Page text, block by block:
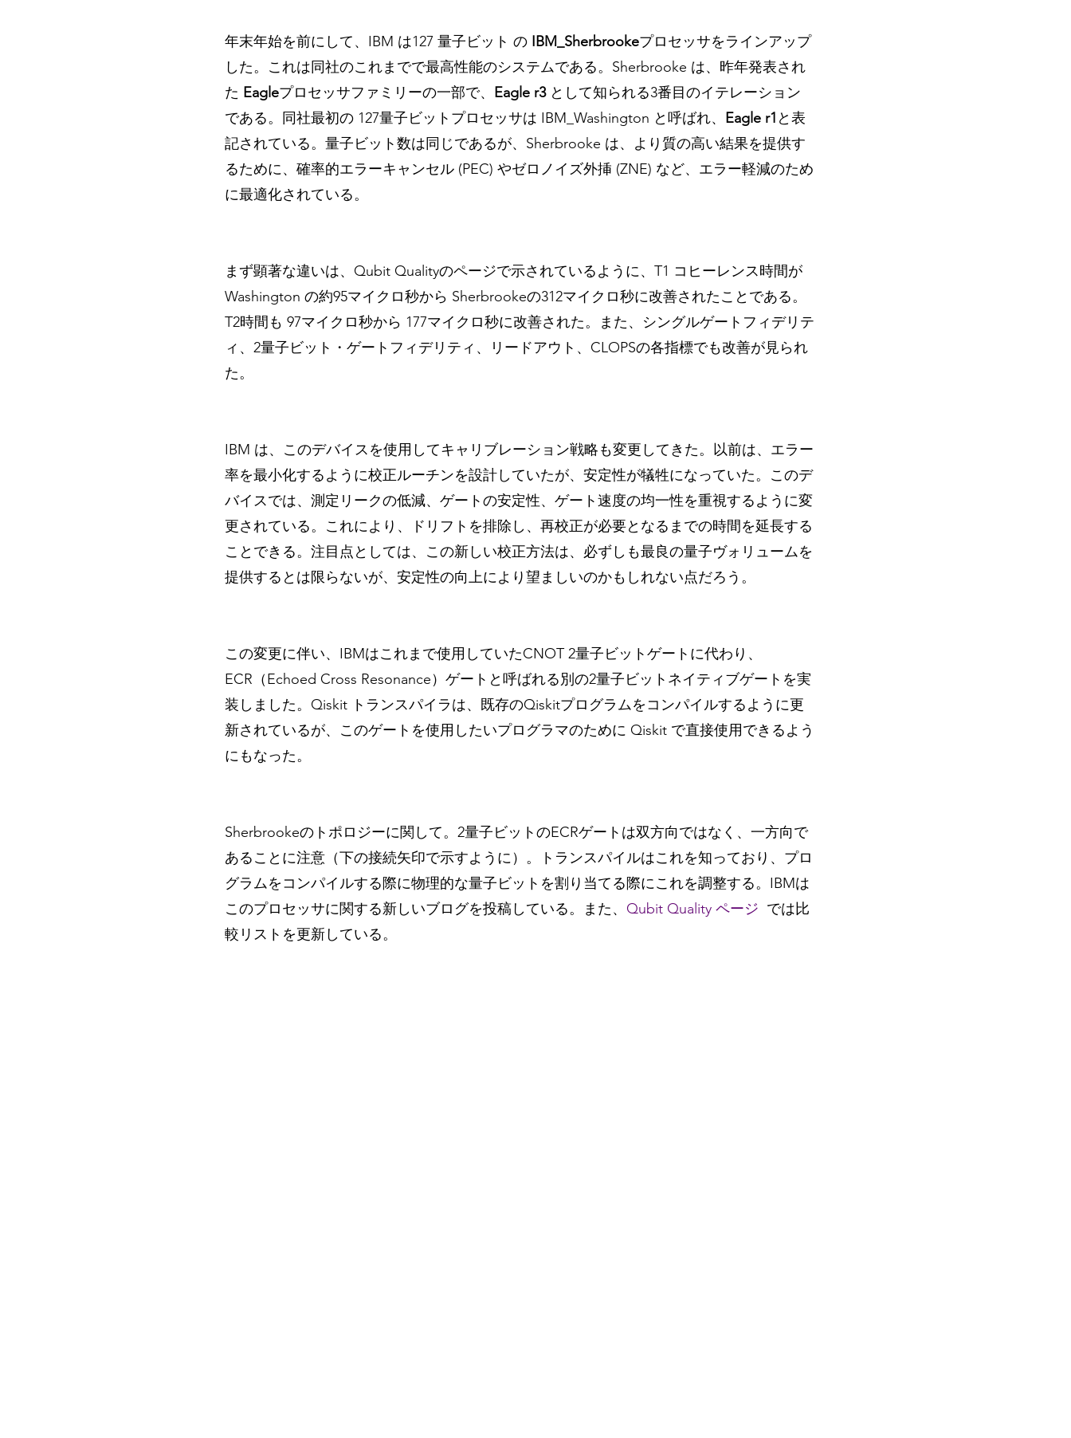
年末年始を前にして、IBM は127 量子ビット の IBM_Sherbrookeプロセッサをラインアップ
した。これは同社のこれまでで最高性能のシステムである。Sherbrooke は、昨年発表され
た Eagleプロセッサファミリーの一部で、 Eagle r3 として知られる3番目のイテレーション
である。同社最初の 127量子ビットプロセッサは IBM_Washington と呼ばれ、 Eagle r1 と表
記されている。量子ビット数は同じであるが、Sherbrooke は、より質の高い結果を提供す
るために、確率的エラーキャンセル (PEC) やゼロノイズ外挿 (ZNE) など、エラー軽減のため
に最適化されている。
まず顕著な違いは、Qubit Qualityのページで示されているように、T1 コヒーレンス時間が
Washington の約95マイクロ秒から Sherbrookeの312マイクロ秒に改善されたことである。
T2時間も 97マイクロ秒から 177マイクロ秒に改善された。また、シングルゲートフィデリテ
ィ、2量子ビット・ゲートフィデリティ、リードアウト、CLOPSの各指標でも改善が見られ
た。
IBM は、このデバイスを使用してキャリブレーション戦略も変更してきた。以前は、エラー
率を最小化するように校正ルーチンを設計していたが、安定性が犠牲になっていた。このデ
バイスでは、測定リークの低減、ゲートの安定性、ゲート速度の均一性を重視するように変
更されている。これにより、ドリフトを排除し、再校正が必要となるまでの時間を延長する
ことできる。注目点としては、この新しい校正方法は、必ずしも最良の量子ヴォリュームを
提供するとは限らないが、安定性の向上により望ましいのかもしれない点だろう。
この変更に伴い、IBMはこれまで使用していたCNOT 2量子ビットゲートに代わり、
ECR（Echoed Cross Resonance）ゲートと呼ばれる別の2量子ビットネイティブゲートを実
装しました。Qiskit トランスパイラは、既存のQiskitプログラムをコンパイルするように更
新されているが、このゲートを使用したいプログラマのために Qiskit で直接使用できるよう
にもなった。
Sherbrookeのトポロジーに関して。2量子ビットのECRゲートは双方向ではなく、一方向で
あることに注意（下の接続矢印で示すように）。トランスパイルはこれを知っており、プロ
グラムをコンパイルする際に物理的な量子ビットを割り当てる際にこれを調整する。IBMは
このプロセッサに関する新しいブログを投稿している。また、 Qubit Quality ページ では比
較リストを更新している。